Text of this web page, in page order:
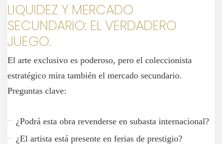
LIQUIDEZ Y MERCADO
SECUNDARIO: EL VERDADERO
JUEGO.
El arte exclusivo es poderoso, pero el coleccionista
estratégico mira también el mercado secundario.
Preguntas clave:
¿Podrá esta obra revenderse en subasta internacional?
¿El artista está presente en ferias de prestigio?